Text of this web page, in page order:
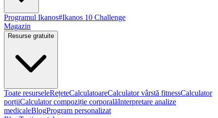
Programul Ikanos#Ikanos 10 Challenge
Magazin
Resurse gratuite
Toate resurseleRețeteCalculatoareCalculator vârstă fitnessCalculator
porțiiCalculator compoziție corporalăInterpretare analize
medicaleBlogProgram personalizat